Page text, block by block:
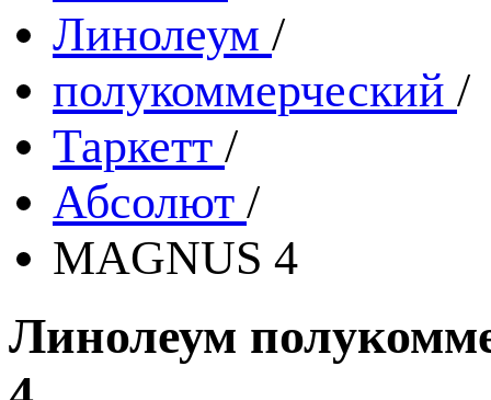
Линолеум /
полукоммерческий /
Таркетт /
Абсолют /
MAGNUS 4
Линолеум